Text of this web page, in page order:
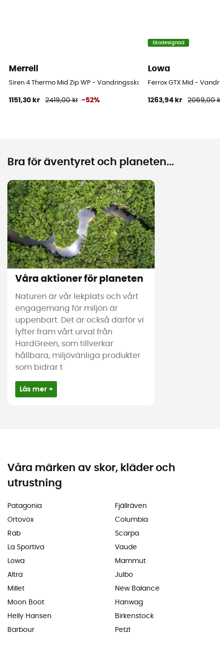
Merrell
Siren 4 Thermo Mid Zip WP - Vandringsskor - Dam
1151,30 kr 2419,00 kr -52%
Ekodesignad
Lowa
Ferrox GTX Mid -
1263,94 kr 2069,00
Bra för äventyret och planeten...
Våra aktioner för planeten
Naturen är vår lekplats och vårt
engagemang för miljön är
uppenbart. Det är också därför vi
lyfter fram vårt urval från
HardGreen, som tillverkar
hållbara, miljövänliga produkter
som bidrar t
Läs mer +
Våra märken av skor, kläder och
utrustning
Patagonia
Ortovox
Rab
La Sportiva
Lowa
Altra
Millet
Moon Boot
Helly Hansen
Barbour
Fjällräven
Columbia
Scarpa
Vaude
Mammut
Julbo
New Balance
Hanwag
Birkenstock
Petzl